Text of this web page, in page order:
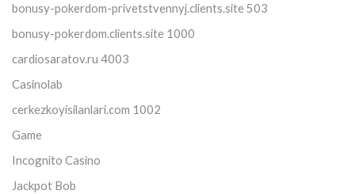
bonusy-pokerdom-privetstvennyj.clients.site 503
bonusy-pokerdom.clients.site 1000
cardiosaratov.ru 4003
Casinolab
cerkezkoyisilanlari.com 1002
Game
Incognito Casino
Jackpot Bob